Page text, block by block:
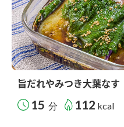
旨だれやみつき大葉なす
15 分 112 kcal